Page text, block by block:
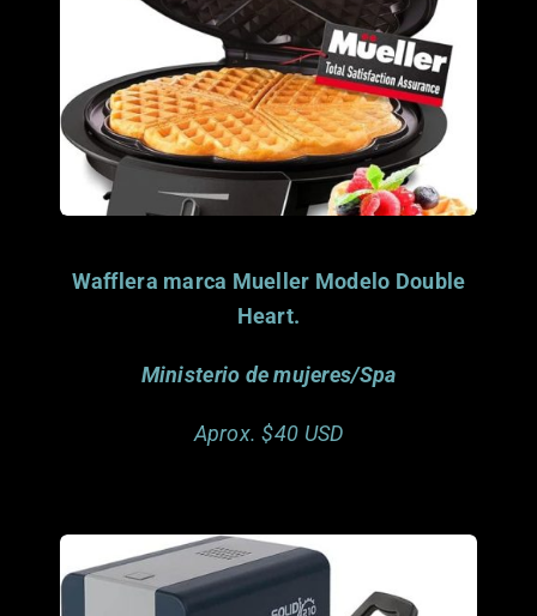
Gracias.
Wafflera marca Mueller Modelo Double
Heart.
Ministerio de mujeres/Spa
Aprox. $40 USD
Porfavor considera